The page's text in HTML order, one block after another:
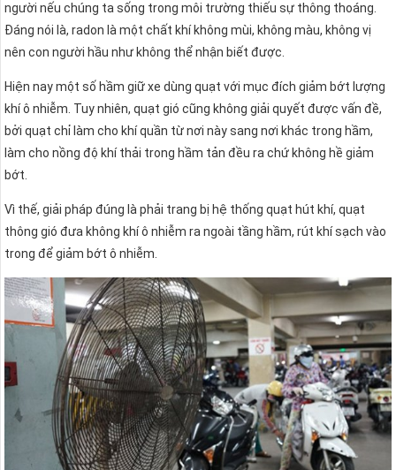
người nếu chúng ta sống trong môi trường thiếu sự thông thoáng.
Đáng nói là, radon là một chất khí không mùi, không màu, không vị
nên con người hầu như không thể nhận biết được.
Hiện nay một số hầm giữ xe dùng quạt với mục đích giảm bớt lượng
khí ô nhiễm. Tuy nhiên, quạt gió cũng không giải quyết được vấn đề,
bởi quạt chỉ làm cho khí quần từ nơi này sang nơi khác trong hầm,
làm cho nồng độ khí thải trong hầm tản đều ra chứ không hề giảm
bớt.
Vì thế, giải pháp đúng là phải trang bị hệ thống quạt hút khí, quạt
thông gió đưa không khí ô nhiễm ra ngoài tầng hầm, rút khí sạch vào
trong để giảm bớt ô nhiễm.